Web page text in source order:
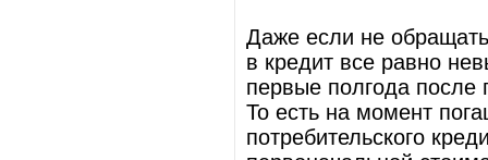
Даже если не
в кредит все равно
первые полгода после
То есть на момент
потребительского